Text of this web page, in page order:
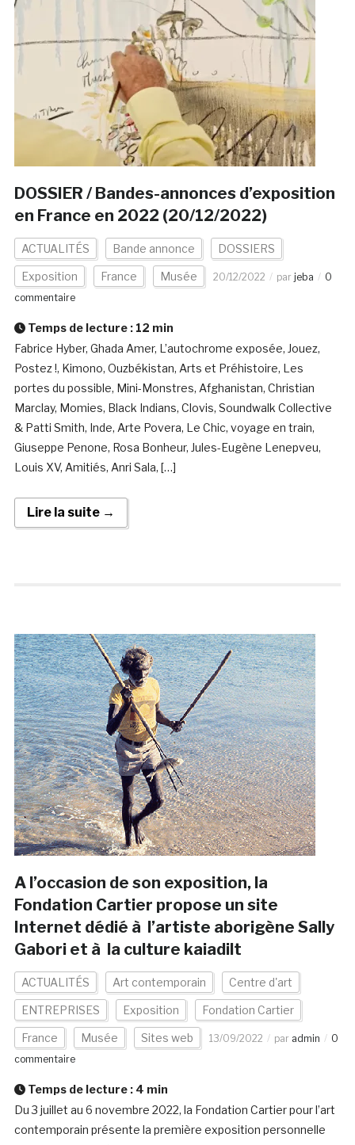
DOSSIER / Bandes-annonces d’exposition
en France en 2022 (20/12/2022)
ACTUALITÉS Bande annonce DOSSIERS
Exposition France Musée 20/12/2022 par jeba
0
commentaire
Temps de lecture : 12 min
Fabrice Hyber, Ghada Amer, L’autochrome exposée, Jouez,
Postez !, Kimono, Ouzbékistan, Arts et Préhistoire, Les
portes du possible, Mini-Monstres, Afghanistan, Christian
Marclay, Momies, Black Indians, Clovis, Soundwalk Collective
& Patti Smith, Inde, Arte Povera, Le Chic, voyage en train,
Giuseppe Penone, Rosa Bonheur, Jules-Eugène Lenepveu,
Louis XV, Amitiés, Anri Sala, […]
Lire la suite →
A l’occasion de son exposition, la
Fondation Cartier propose un site
Internet dédié à l’artiste aborigène Sally
Gabori et à la culture kaiadilt
ACTUALITÉS Art contemporain Centre d'art
ENTREPRISES Exposition Fondation Cartier
France Musée Sites web 13/09/2022 par admin
0
commentaire
Temps de lecture : 4 min
Du 3 juillet au 6 novembre 2022, la Fondation Cartier pour l’art
contemporain présente la première exposition personnelle